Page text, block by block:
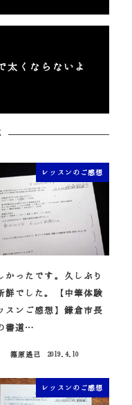
太くならないよ
レッスンのご感想
かったです。久しぶり
鮮でした。【中筆体験
スンご感想】鎌倉市長
書道…
篠原遙己
2019.4.10
レッスンのご感想